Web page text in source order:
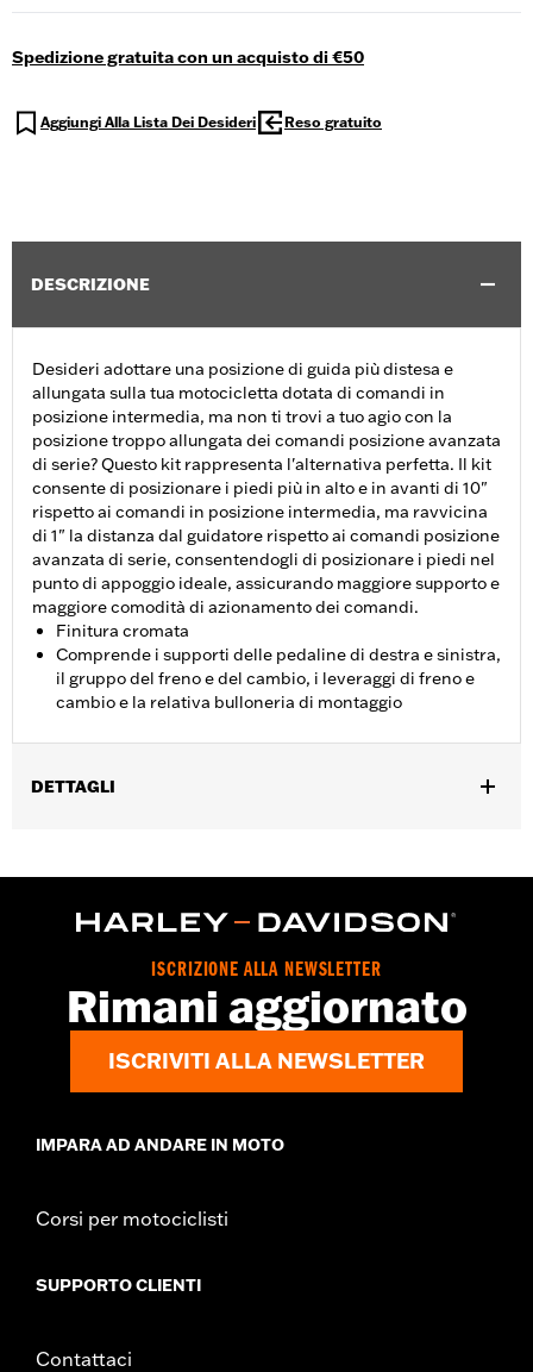
Spedizione gratuita con un acquisto di €50
Aggiungi Alla Lista Dei Desideri Reso gratuito
DESCRIZIONE
Desideri adottare una posizione di guida più distesa e
allungata sulla tua motocicletta dotata di comandi in
posizione intermedia, ma non ti trovi a tuo agio con la
posizione troppo allungata dei comandi posizione avanzata
di serie? Questo kit rappresenta l'alternativa perfetta. Il kit
consente di posizionare i piedi più in alto e in avanti di 10"
rispetto ai comandi in posizione intermedia, ma ravvicina
di 1" la distanza dal guidatore rispetto ai comandi posizione
avanzata di serie, consentendogli di posizionare i piedi nel
punto di appoggio ideale, assicurando maggiore supporto e
maggiore comodità di azionamento dei comandi.
Finitura cromata
Comprende i supporti delle pedaline di destra e sinistra,
il gruppo del freno e del cambio, i leveraggi di freno e
cambio e la relativa bulloneria di montaggio
DETTAGLI
Venduti singolarmente:Ciascuno
sinistra, gruppi freno e cambio, leveraggi di freno e cambio e la
relativa bulloneria di montaggio
GARANZIA:1 year limited warranty – Go towww.h-
d.com/warrantyfor full details
ATTENZIONE:L’installazione di kit per comandi avanzati può
curve. Ciò potrebbe distrarre il guidatore, che
ISCRIZIONE ALLA NEWSLETTER
Rimani aggiornato
ISCRIVITI ALLA NEWSLETTER
IMPARA AD ANDARE IN MOTO
Corsi per motociclisti
SUPPORTO CLIENTI
Contattaci